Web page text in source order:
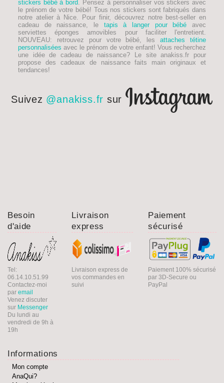
stickers bébé à bord. Pensez à personnaliser vos stickers avec
le prénom de votre bébé! Tous nos stickers sont fabriqués dans
notre atelier à Nice. Pour finir, découvrez notre best-seller en
cadeau de naissance, le tapis à langer pour bébé avec
serviettes éponges amovibles pour faciliter l'entretient.
NOUVEAU: retrouvez pour votre bébé, lesattaches tétine
personnalisées avec le prénom de votre enfant! Vous recherchez
une idée de cadeau de naissance? Le site anakiss.fr pour
propose des cadeaux de naissance faits main originaux et
tendances!
Suivez @anakiss.fr sur
Besoin
d'aide
Tel:
06.14.10.51.99
Contactez-moi
par email
Venez discuter
sur Messenger
Du lundi au
vendredi de 9h à
19h
Livraison
express
Livraison express de
vos commandes en
suivi
Paiement
sécurisé
Paiement 100% sécurisé
par 3D-Secure ou
PayPal
Informations
Mon compte
AnaQui?